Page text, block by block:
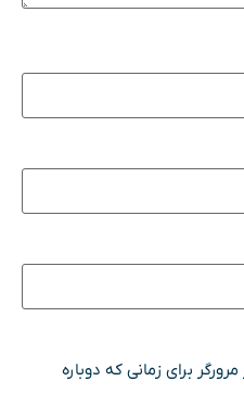
برای زمانی که دوباره